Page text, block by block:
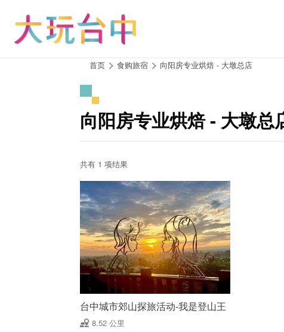
首页 食购旅宿 向阳房专业烘焙 - 大墩总店
向阳房专业烘焙 - 大墩总
共有 1 项结果
台中城市郊山探旅活动-我是登山王
8.52 公里